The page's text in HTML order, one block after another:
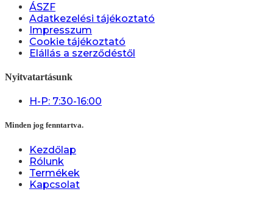
ÁSZF
Adatkezelési tájékoztató
Impresszum
Cookie tájékoztató
Elállás a szerződéstől
Nyitvatartásunk
H-P: 7:30-16:00
Minden jog fenntartva.
Kezdőlap
Rólunk
Termékek
Kapcsolat